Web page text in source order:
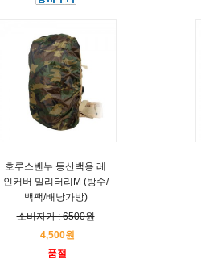
호루스벤누 등산백용 레
인커버 밀리터리M (방수/
백팩/배낭가방)
소비자가 : 6500원
4,500원
품절